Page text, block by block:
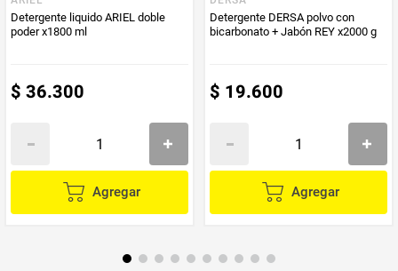
Detergente liquido ARIEL doble
poder x1800 ml
$ 36.300
Agregar
Detergente DERSA polvo con
bicarbonato + Jabón REY x2000 g
$ 19.600
Agregar